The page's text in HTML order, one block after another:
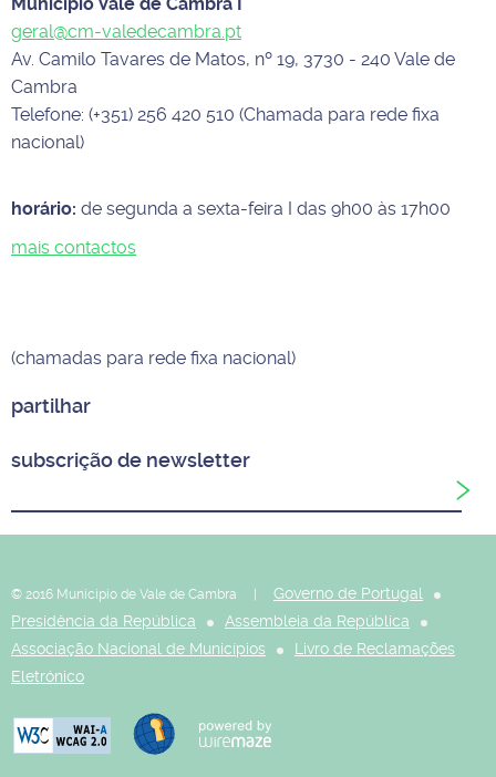
geral@cm-valedecambra.pt
Av. Camilo Tavares de Matos, nº 19, 3730 - 240 Vale de
Cambra
Telefone: (+351) 256 420 510 (Chamada para rede fixa
nacional)
horário: de segunda a sexta-feira I das 9h00 às 17h00
mais contactos
(chamadas para rede fixa nacional)
partilhar
subscrição de newsletter
© 2016 Município de Vale de Cambra |
Governo de Portugal
Presidência da República
Assembleia da República
Associação Nacional de Municípios
Livro de Reclamações
Eletrónico